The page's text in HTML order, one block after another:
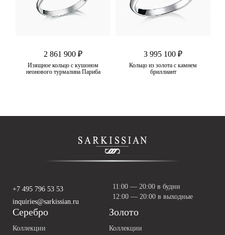
2 861 900 ₽
Изящное кольцо с кушоном
неонового турмалина Париба
3 995 100 ₽
Кольцо из золота с камнем
бриллиант
Серебро
Коллекции
Золото
Коллекции
+7 495 796 53 53
inquiries@sarkissian.ru
11:00 — 20:00 в будни
12:00 — 20:00 в выходные